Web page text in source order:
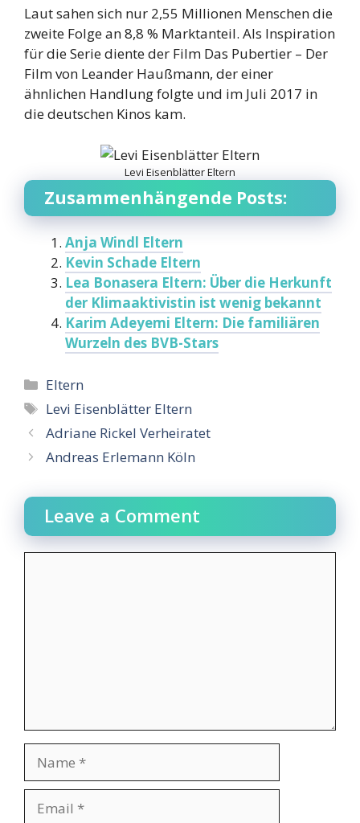
Laut sahen sich nur 2,55 Millionen Menschen die
zweite Folge an 8,8 % Marktanteil. Als Inspiration
für die Serie diente der Film Das Pubertier – Der
Film von Leander Haußmann, der einer
ähnlichen Handlung folgte und im Juli 2017 in
die deutschen Kinos kam.
Levi Eisenblätter Eltern
Zusammenhängende Posts:
Anja Windl Eltern
Kevin Schade Eltern
Lea Bonasera Eltern: Über die Herkunft
der Klimaaktivistin ist wenig bekannt
Karim Adeyemi Eltern: Die familiären
Wurzeln des BVB-Stars
Categories
Eltern
Tags
Levi Eisenblätter Eltern
Adriane Rickel Verheiratet
Andreas Erlemann Köln
Leave a Comment